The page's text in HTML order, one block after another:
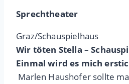
Sprechtheater
Graz/Schauspielhaus
Wir töten Stella –
Einmal wird es mich
Marlen Haushofer sollte